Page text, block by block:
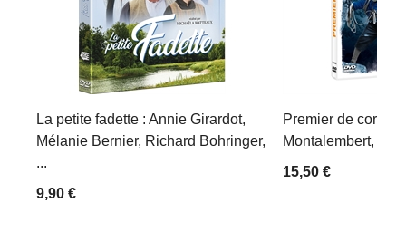
La petite fadette : Annie Girardot,
Mélanie Bernier, Richard Bohringer,
...
9,90 €
Premier de
Montalembert,
15,50 €